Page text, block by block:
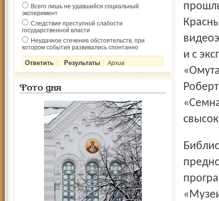
Всего лишь не удавшийся социальный
эксперимент
Следствие преступной слабости
государственной власти
Неудачное стечение обстоятельств, при
котором события развивались спонтанно
Архив
Фото дня
и с
Библиотека школы пополнилась в тот день